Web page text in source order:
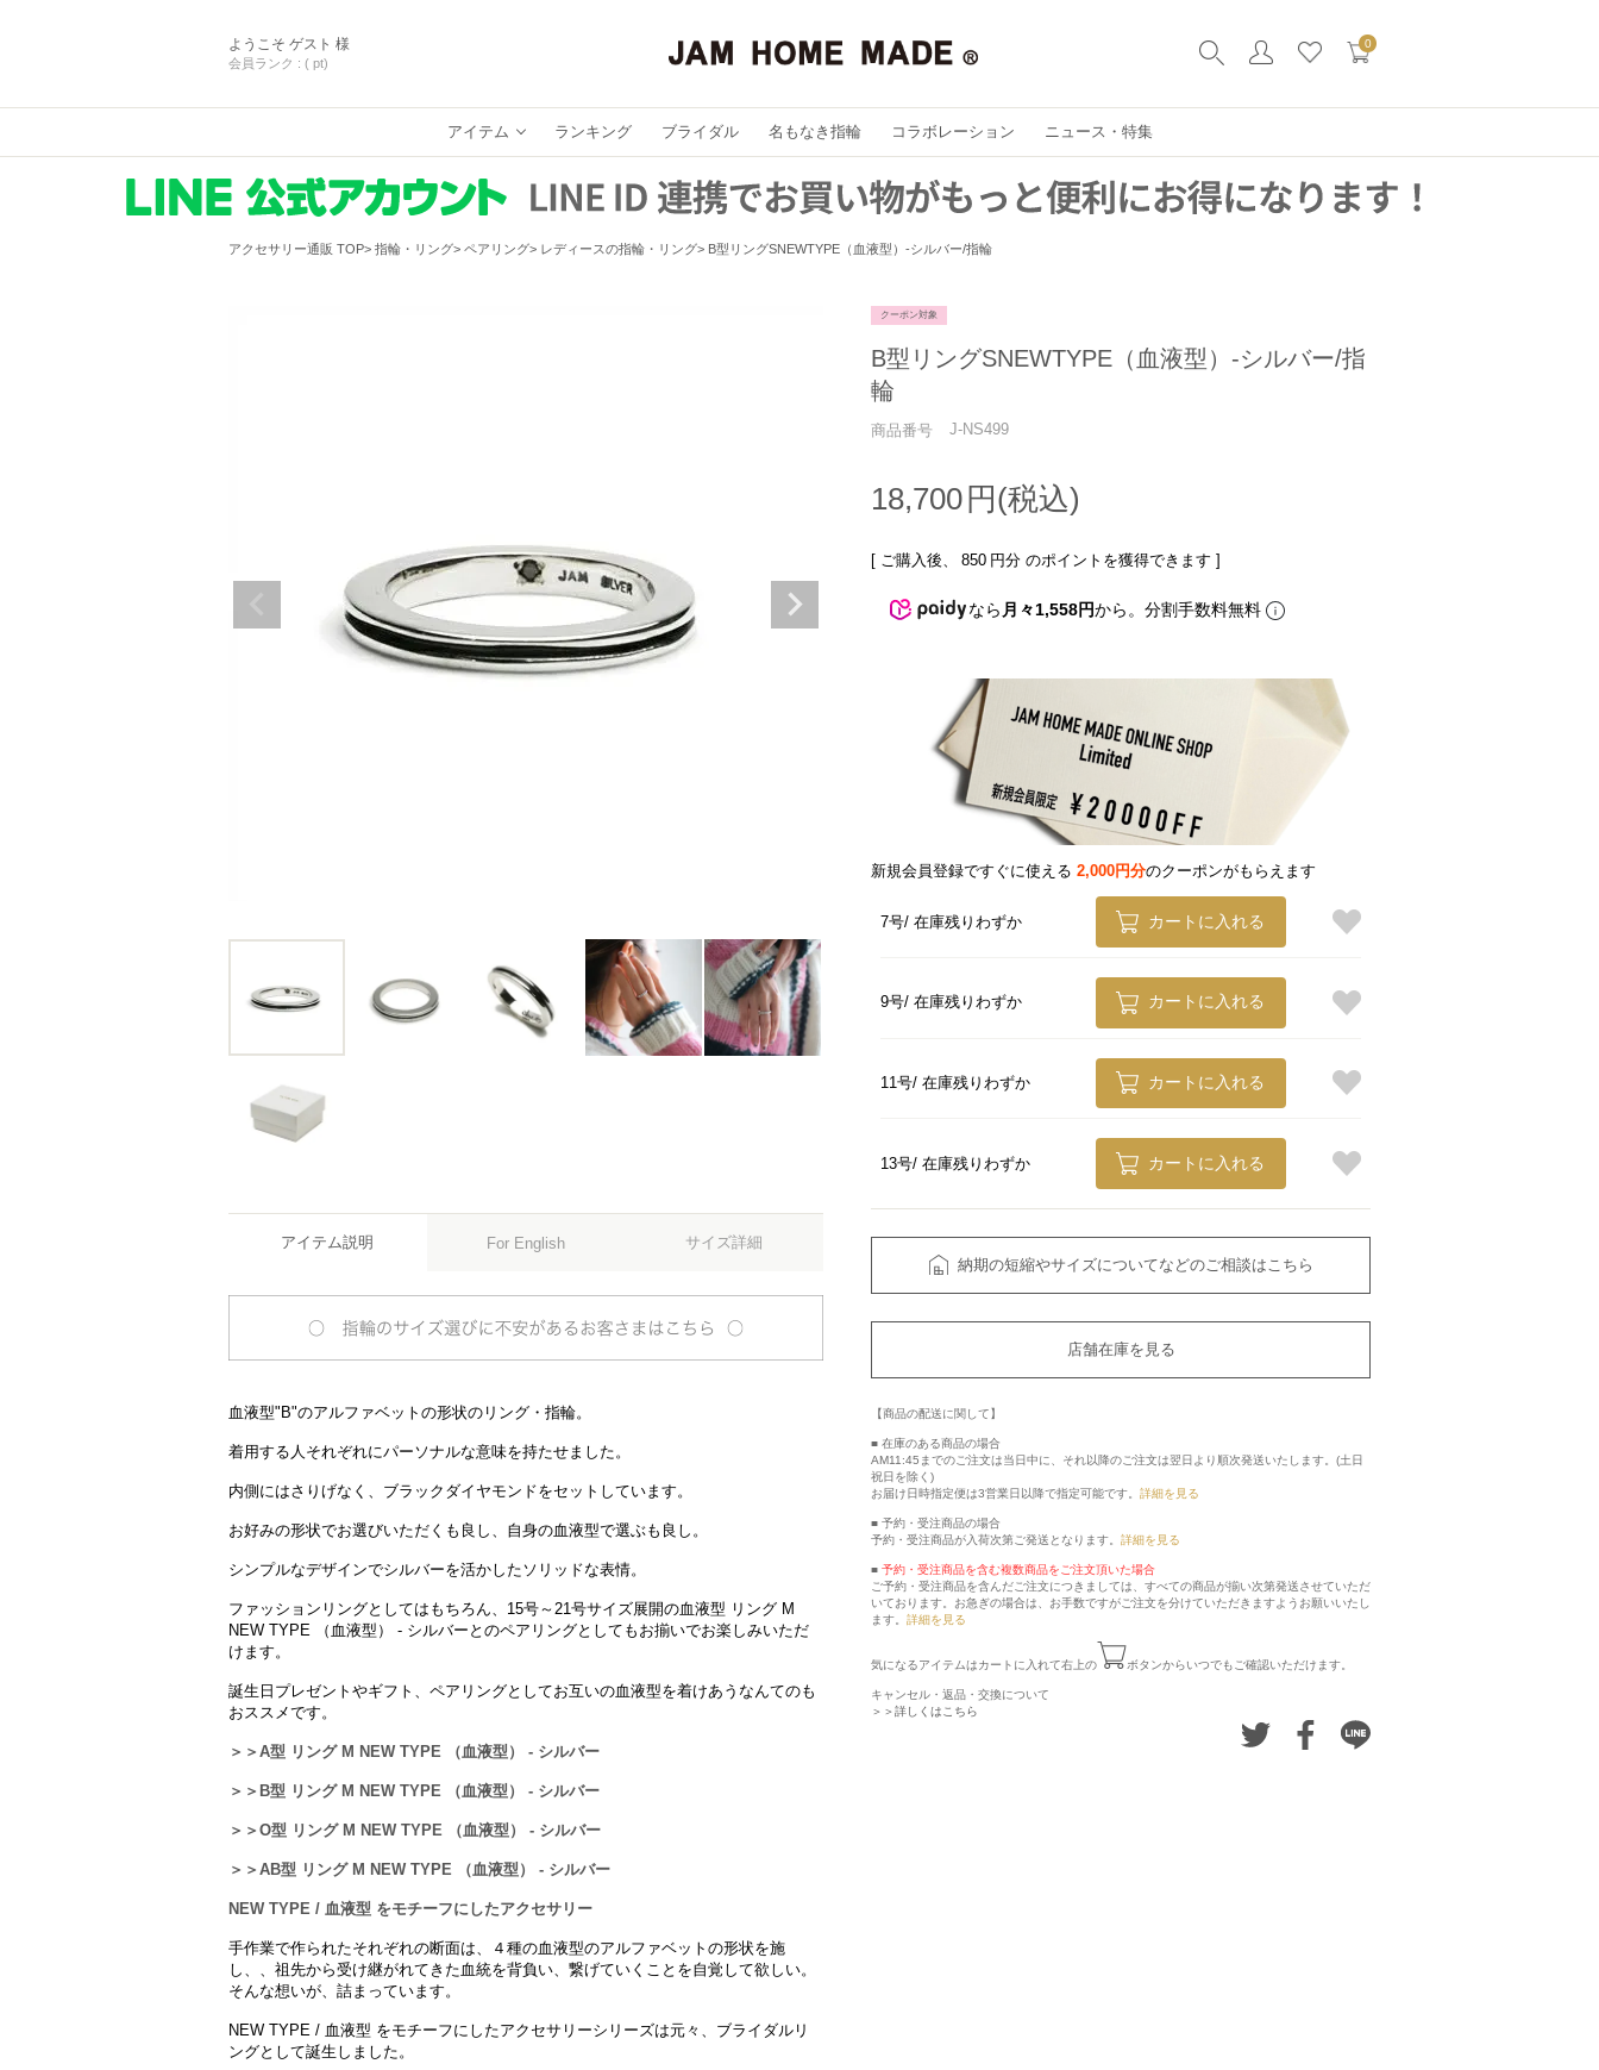
ようこそ ゲスト 様
会員ランク : ( pt)
0
アイテム ランキング ブライダル 名もなき指輪 コラボレーション ニュース・特集
アクセサリー通販 TOP 指輪・リング ペアリング レディースの指輪・リング B型リングSNEWTYPE（血液型）-シルバー/指輪
アイテム説明 For English サイズ詳細
血液型"B"のアルファベットの形状のリング・指輪。
着用する人それぞれにパーソナルな意味を持たせました。
内側にはさりげなく、ブラックダイヤモンドをセットしています。
お好みの形状でお選びいただくも良し、自身の血液型で選ぶも良し。
シンプルなデザインでシルバーを活かしたソリッドな表情。
ファッションリングとしてはもちろん、15号～21号サイズ展開の血液型 リング M
NEW TYPE （血液型） - シルバーとのペアリングとしてもお揃いでお楽しみいただ
けます。
誕生日プレゼントやギフト、ペアリングとしてお互いの血液型を着けあうなんてのも
おススメです。
＞＞A型 リング M NEW TYPE （血液型） - シルバー
＞＞B型 リング M NEW TYPE （血液型） - シルバー
＞＞O型 リング M NEW TYPE （血液型） - シルバー
＞＞AB型 リング M NEW TYPE （血液型） - シルバー
NEW TYPE / 血液型 をモチーフにしたアクセサリー
手作業で作られたそれぞれの断面は、４種の血液型のアルファベットの形状を施
し、、祖先から受け継がれてきた血統を背負い、繋げていくことを自覚して欲しい。
そんな想いが、詰まっています。
NEW TYPE / 血液型 をモチーフにしたアクセサリーシリーズは元々、ブライダルリ
ングとして誕生しました。
クーポン対象
B型リングSNEWTYPE（血液型）-シルバー/指
輪
商品番号 J-NS499
18,700
[ ご購入後、 850 円分 のポイントを獲得できます ]
なら 月々1,558円から。分割手数料無料
新規会員登録ですぐに使える 2,000円分のクーポンがもらえます
7号 在庫残りわずか カートに入れる
9号 在庫残りわずか カートに入れる
11号 在庫残りわずか カートに入れる
13号 在庫残りわずか カートに入れる
納期の短縮やサイズについてなどのご相談はこちら
店舗在庫を見る
【商品の配送に関して】
■ 在庫のある商品の場合
AM11:45までのご注文は当日中に、それ以降のご注文は翌日より順次発送いたします。(土日
祝日を除く)
お届け日時指定便は3営業日以降で指定可能です。 詳細を見る
■ 予約・受注商品の場合
予約・受注商品が入荷次第ご発送となります。 詳細を見る
■ 予約・受注商品を含む複数商品をご注文頂いた場合
ご予約・受注商品を含んだご注文につきましては、すべての商品が揃い次第発送させていただ
いております。お急ぎの場合は、お手数ですがご注文を分けていただきますようお願いいたし
ます。 詳細を見る
気になるアイテムはカートに入れて右上の ボタンからいつでもご確認いただけます。
キャンセル・返品・交換について
＞＞詳しくはこちら